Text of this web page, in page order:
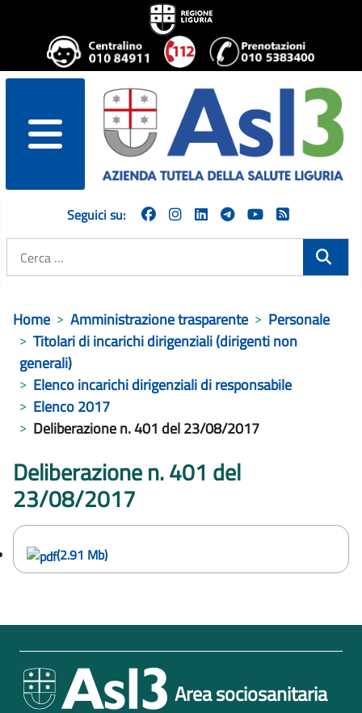
menu
Seguici su:
Home Amministrazione trasparente
Personale
Titolari di incarichi dirigenziali (dirigenti non
generali)
Elenco incarichi dirigenziali di responsabile
Elenco 2017
Deliberazione n. 401 del 23/08/2017
Deliberazione n. 401 del
23/08/2017
(2.91 Mb)
Area sociosanitaria